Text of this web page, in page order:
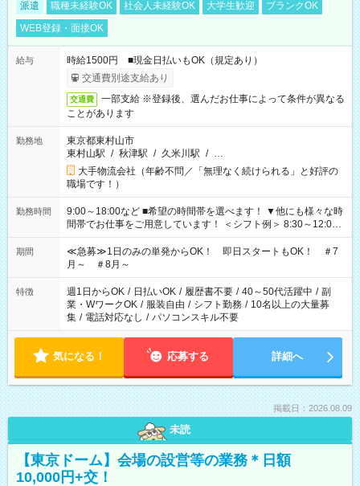
派遣 職種未経験OK 社会人未経験OK 大学生歓迎
ブランクOK
WEB登録・面接OK
給与
時給1500円 ■現金日払いもOK（規定あり）
交通費別途支給あり
交通費
一部支給 ※登録後、選んだお仕事によって条件が異なる
ことがあります
勤務地
東京都東村山市
東村山駅 / 秋津駅 / 久米川駅 / …
大手物流会社（年齢不問／「無理なく続けられる」と好評の
職場です！）
勤務時間
9:00～18:00など ■希望の時間帯を選べます！ ▼他にも様々な時
間帯でお仕事をご用意しています！ ＜シフト例＞ 8:30～12:00
17:00～22:00 13:00～22:00 22:00～翌6:00 など
期間
≪急募≫1日のみの単発からOK！ 即日スタートもOK！ ＃7
月～ ＃8月～
特徴 週1日からOK / 日払いOK / 履歴書不要 / 40～50代活躍中 / 副
業・WワークOK / 服装自由 / シフト勤務 / 10名以上の大量募
集 / 電話対応なし / パソコンスキル不要
気になる！ 応募する 詳細へ
掲載日：2026.08.09
未読
【東京ドーム】会場の設営等の業務＊日額
10,000円+交！